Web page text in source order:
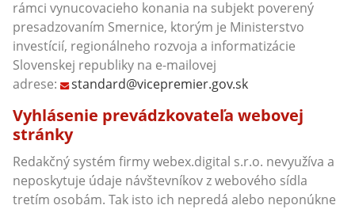
rámci vynucovacieho konania na subjekt poverený
presadzovaním Smernice, ktorým je Ministerstvo
investícií, regionálneho rozvoja a informatizácie
Slovenskej republiky na e-mailovej
adrese:
standard@vicepremier.gov.sk
Vyhlásenie prevádzkovateľa webovej
stránky
Redakčný systém firmy webex.digital s.r.o. nevyužíva a
neposkytuje údaje návštevníkov z webového sídla
tretím osobám. Tak isto ich nepredá alebo neponúkne